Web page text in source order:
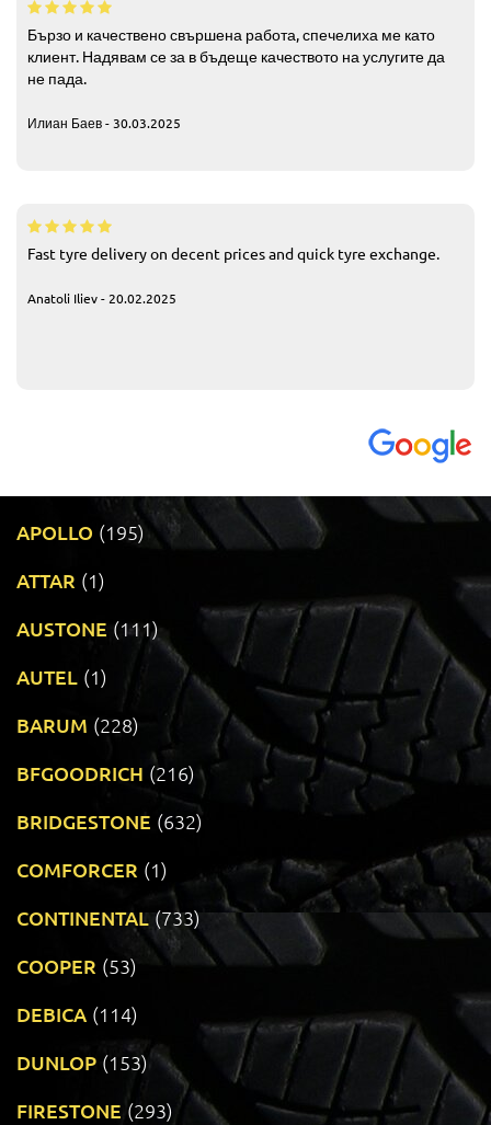
Бързо и качествено свършена работа, спечелиха ме като
клиент. Надявам се за в бъдеще качеството на услугите да
не пада.
Илиан Баев - 30.03.2025
Fast tyre delivery on decent prices and quick tyre exchange.
Anatoli Iliev - 20.02.2025
APOLLO (195)
ATTAR (1)
AUSTONE (111)
AUTEL (1)
BARUM (228)
BFGOODRICH (216)
BRIDGESTONE (632)
COMFORCER (1)
CONTINENTAL (733)
COOPER (53)
DEBICA (114)
DUNLOP (153)
FIRESTONE (293)